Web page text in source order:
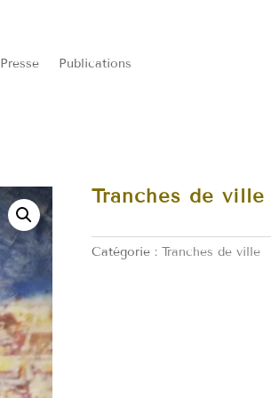
Presse Publications
Tranches de ville
Catégorie : Tranches de ville